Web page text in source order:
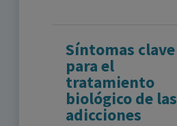
Síntomas clave
para el
tratamiento
biológico de las
adicciones